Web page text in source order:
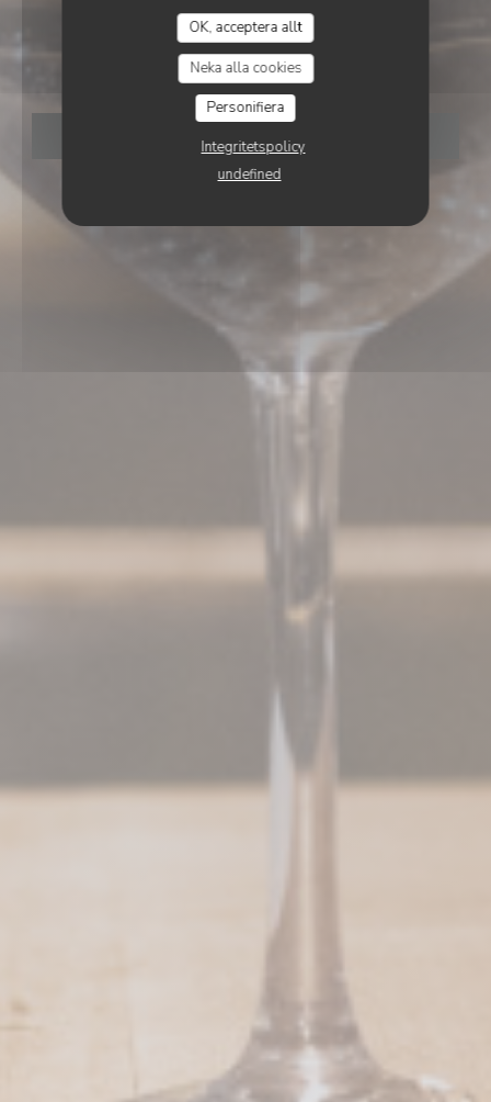
OK, acceptera allt
Neka alla cookies
Personifiera
Integritetspolicy
undefined
• TOURS
LE CHIEN FOU
LE CHIEN FOU